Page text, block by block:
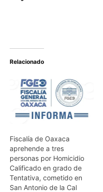
Relacionado
Fiscalía de Oaxaca
aprehende a tres
personas por Homicidio
Calificado en grado de
Tentativa, cometido en
San Antonio de la Cal